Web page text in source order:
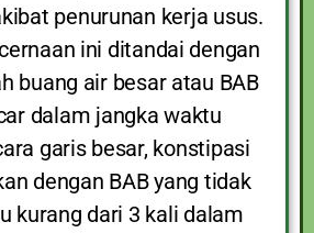
penurunan kerja usus.
ini ditandai dengan
buang air besar atau BAB
dalam jangka waktu
garis besar, konstipasi
dengan BAB yang tidak
kurang dari 3 kali dalam